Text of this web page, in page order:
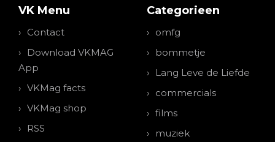
VK Menu
Contact
Download VKMAG
App
VKMag facts
VKMag shop
RSS
Categorieen
omfg
bommetje
Lang Leve de Liefde
commercials
films
muziek